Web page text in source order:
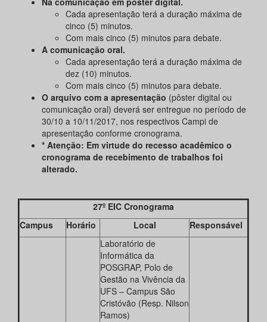
Cada apresentação terá a duração máxima de
cinco (5) minutos.
Com mais cinco (5) minutos para debate.
A comunicação oral.
Cada apresentação terá a duração máxima de
dez (10) minutos.
Com mais cinco (5) minutos para debate.
O arquivo com a apresentação (pôster digital ou
comunicação oral) deverá ser entregue no período de
30/10 a 10/11/2017, nos respectivos Campi de
apresentação conforme cronograma.
* Atenção: Em virtude do recesso acadêmico o
cronograma de recebimento de trabalhos foi
alterado.
27º EIC Cronograma
Campus
Horário Local Responsável
Laboratório de
Informática da
POSGRAP, Polo de
Gestão na Vivência da
UFS – Campus São
Cristóvão (Resp. Nilson
Ramos)